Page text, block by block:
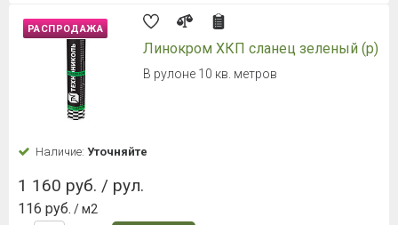
РАСПРОДАЖА
Линокром ХКП сланец зеленый (р)
В рулоне 10 кв. метров
Наличие: Уточняйте
1 160 руб. / рул.
116 руб. / м2